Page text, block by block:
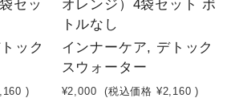
セッ
ック
)
オレンジ）4袋セット ボ
トルなし
インナーケア, デトック
スウォーター
¥2,000 (税込価格 ¥2,160 )